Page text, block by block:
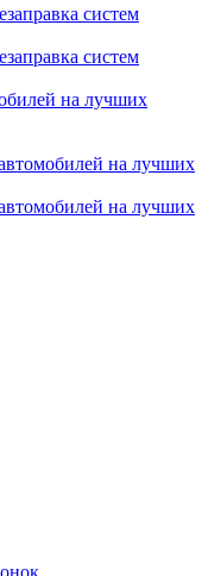
систем
систем
на лучших
на лучших
на лучших